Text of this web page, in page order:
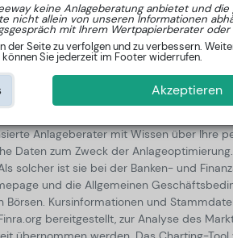
erstellt und basieren auf
Algorithmen ist Lars Wißler, Master der
von Anlagestrategien
Wertentwicklung. Für die
stellen keine konkreten
Anlageberater mit Wissen über Ihre
Daten zum Zweck der
solcher ist sie bei der Banken- und
und die Allgemeinen
Börsen. Kursinformationen und
bereitgestellt, zur Analyse des
keine Anlageberatung anbietet und
nicht allein von unseren Informationen
mit Ihrem Wertpapierberater oder
Seite zu verfolgen und zu verbessern.
können Sie jederzeit im Footer widerrufen.
Akzeptieren